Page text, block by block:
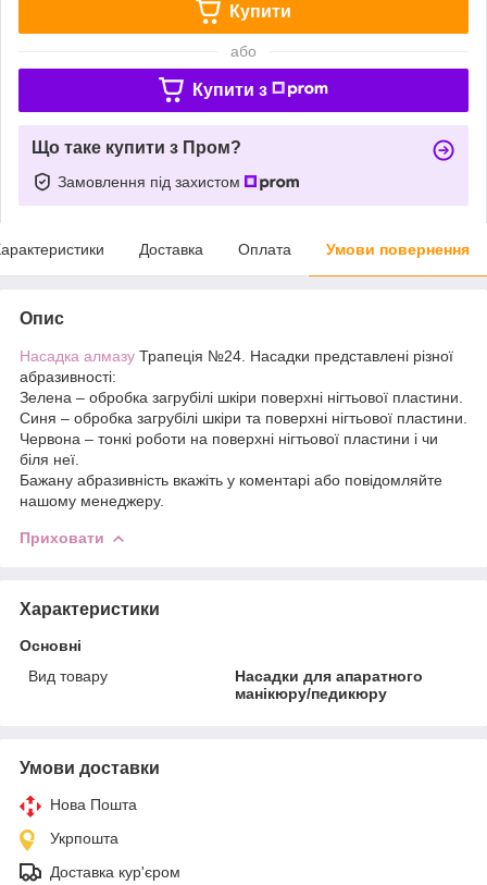
Купити
або
Купити з
Що таке купити з Пром?
Замовлення під захистом
Доставка Оплата Умови повернення
Опис
Насадка алмазу Трапеція №24. Насадки представлені різної
абразивності:
Зелена – обробка загрубілі шкіри поверхні нігтьової пластини.
Синя – обробка загрубілі шкіри та поверхні нігтьової пластини.
Червона – тонкі роботи на поверхні нігтьової пластини і чи
біля неї.
Бажану абразивність вкажіть у коментарі або повідомляйте
нашому менеджеру.
Приховати
Характеристики
Основні
Вид товару
Насадки для апаратного
манікюру/педикюру
Умови доставки
Нова Пошта
Укрпошта
Доставка кур'єром